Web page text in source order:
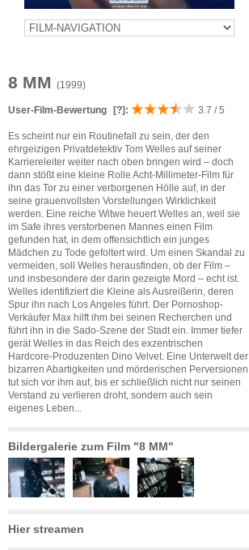
8 MM (1999)
User-Film-Bewertung [?] : 3.7 / 5
Es scheint nur ein Routinefall zu sein, der den
ehrgeizigen Privatdetektiv Tom Welles auf seiner
Karriereleiter weiter nach oben bringen wird – doch
dann stößt eine kleine Rolle Acht-Millimeter-Film für
ihn das Tor zu einer verborgenen Hölle auf, in der
seine grauenvollsten Vorstellungen Wirklichkeit
werden. Eine reiche Witwe heuert Welles an, weil sie
im Safe ihres verstorbenen Mannes einen Film
gefunden hat, in dem offensichtlich ein junges
Mädchen zu Tode gefoltert wird. Um einen Skandal zu
vermeiden, soll Welles herausfinden, ob der Film –
und insbesondere der darin gezeigte Mord – echt ist.
Welles identifiziert die Kleine als Ausreißerin, deren
Spur ihn nach Los Angeles führt. Der Pornoshop-
Verkäufer Max hilft ihm bei seinen Recherchen und
führt ihn in die Sado-Szene der Stadt ein. Immer tiefer
gerät Welles in das Reich des exzentrischen
Hardcore-Produzenten Dino Velvet. Eine Unterwelt der
bizarren Abartigkeiten und mörderischen Perversionen
tut sich vor ihm auf, bis er schließlich nicht nur seinen
Verstand zu verlieren droht, sondern auch sein
eigenes Leben...
Bildergalerie zum Film "8 MM"
Hier streamen